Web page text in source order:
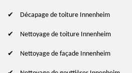
Décapage de toiture Innenheim
Nettoyage de toiture Innenheim
Nettoyage de façade Innenheim